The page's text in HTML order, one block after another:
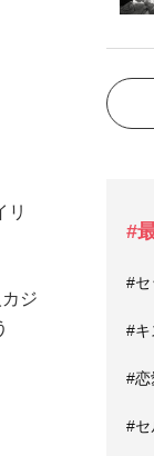
リ
ジ
#
#セ
#キ
#恋
#セ